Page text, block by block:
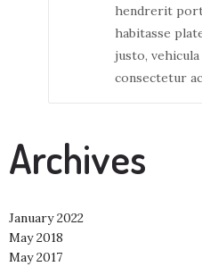
hendrerit
habitasse
justo,
consectetur
Archives
January 2022
May 2018
May 2017